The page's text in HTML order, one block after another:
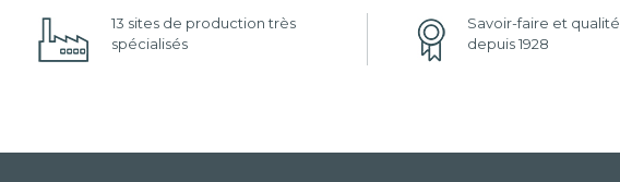
13 sites de production très
spécialisés
Savoir-faire et qualité
depuis 1928